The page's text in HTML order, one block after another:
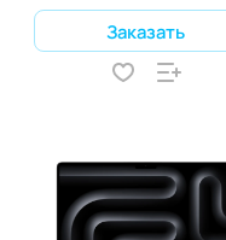
Заказать